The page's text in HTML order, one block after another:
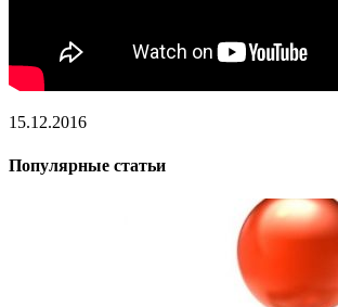
15.12.2016
Популярные статьи